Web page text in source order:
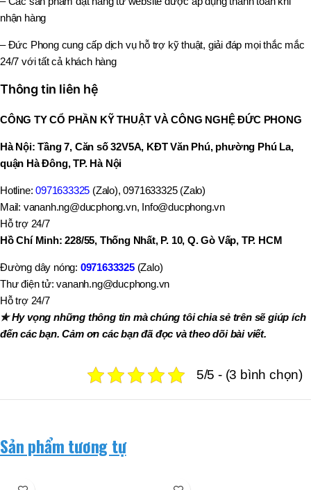
nhận hàng
– Đức Phong cung cấp dịch vụ hỗ trợ kỹ thuật, giải đáp mọi thắc mắc
24/7 với tất cả khách hàng
Thông tin liên hệ
CÔNG TY CỔ PHẦN KỸ THUẬT VÀ CÔNG NGHỆ ĐỨC PHONG
Hà Nội: Tầng 7, Căn số 32V5A, KĐT Văn Phú, phường Phú La,
quận Hà Đông, TP. Hà Nội
Hotline:0971633325 (Zalo), 0971633325 (Zalo)
Mail: vananh.ng@ducphong.vn, Info@ducphong.vn
Hỗ trợ 24/7
Hồ Chí Minh: 228/55, Thống Nhất, P. 10, Q. Gò Vấp, TP. HCM
Đường dây nóng: 0971633325(Zalo)
Thư điện tử: vananh.ng@ducphong.vn
Hỗ trợ 24/7
✯ Hy vọng những thông tin mà chúng tôi chia sẻ trên sẽ giúp ích
đến các bạn. Cảm ơn các bạn đã đọc và theo dõi bài viết.
5/5 - (3 bình chọn)
Sản phẩm tương tự